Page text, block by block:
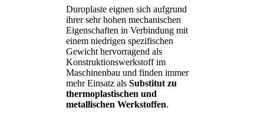
Duroplaste eignen sich aufgrund
ihrer sehr hohen mechanischen
Eigenschaften in Verbindung mit
einem niedrigen spezifischen
Gewicht hervorragend als
Konstruktionswerkstoff im
Maschinenbau und finden immer
mehr Einsatz als Substitut zu
thermoplastischen und
metallischen Werkstoffen.